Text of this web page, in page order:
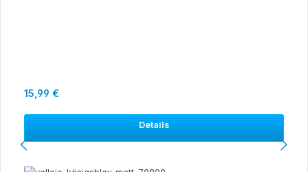
Regulärer Preis:
15,99 €
Details